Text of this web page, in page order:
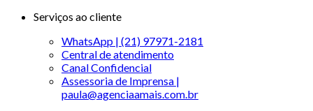
Serviços ao cliente
WhatsApp | (21) 97971-2181
Central de atendimento
Canal Confidencial
Assessoria de Imprensa |
paula@agenciaamais.com.br